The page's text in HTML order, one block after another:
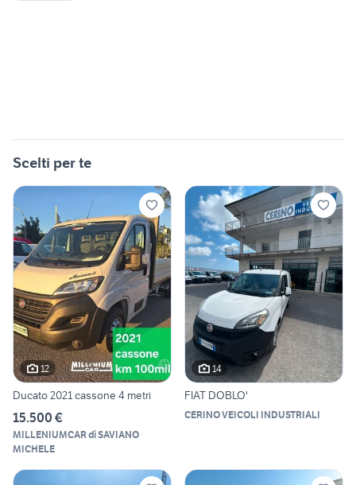
Scelti per te
12
Ducato 2021 cassone 4 metri
15.500 €
MILLENIUMCAR di SAVIANO
MICHELE
14
FIAT DOBLO'
CERINO VEICOLI INDUSTRIALI